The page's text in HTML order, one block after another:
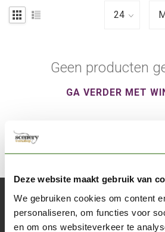
Deze website maakt gebruik van
We gebruiken cookies om content
personaliseren, om functies voor
en om ons websiteverkeer te
Geen producten
GA VERDER MET
Abonneer je op onze
Blijf op de hoogte over